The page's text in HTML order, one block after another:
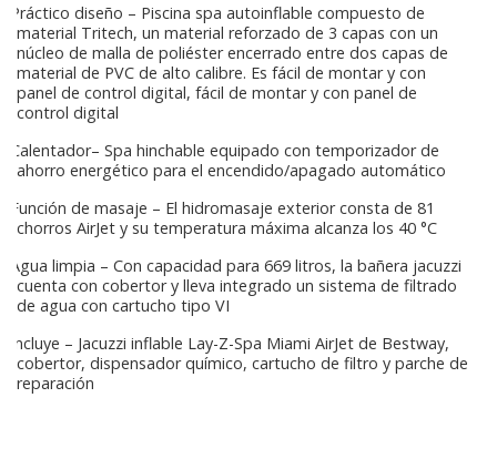
Práctico diseño – Piscina spa autoinflable compuesto de
material Tritech, un material reforzado de 3 capas con un
núcleo de malla de poliéster encerrado entre dos capas de
material de PVC de alto calibre. Es fácil de montar y con
panel de control digital, fácil de montar y con panel de
control digital
Calentador– Spa hinchable equipado con temporizador de
ahorro energético para el encendido/apagado automático
Función de masaje – El hidromasaje exterior consta de 81
chorros AirJet y su temperatura máxima alcanza los 40 °C
Agua limpia – Con capacidad para 669 litros, la bañera jacuzzi
cuenta con cobertor y lleva integrado un sistema de filtrado
de agua con cartucho tipo VI
Incluye – Jacuzzi inflable Lay-Z-Spa Miami AirJet de Bestway,
cobertor, dispensador químico, cartucho de filtro y parche de
reparación